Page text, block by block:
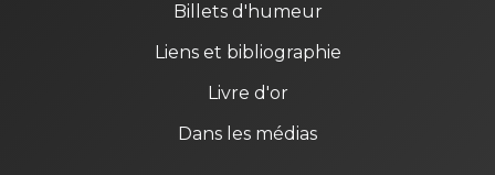
Billets d'humeur
Liens et bibliographie
Livre d'or
Dans les médias